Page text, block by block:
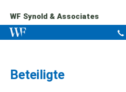
WF Synold & Associates
Beteiligte